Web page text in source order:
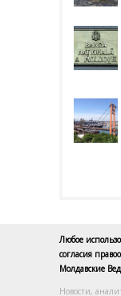
Любое
согласия
Молдавские
Новости,